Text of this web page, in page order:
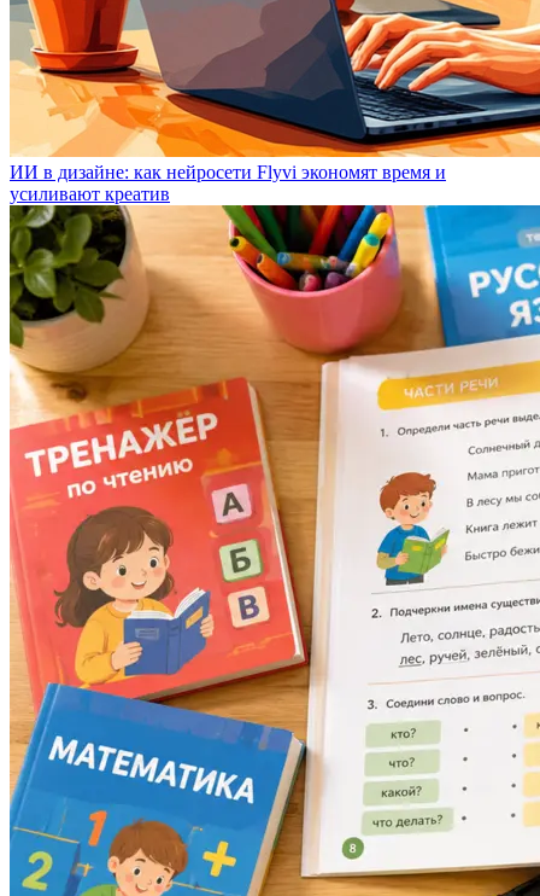
ИИ в дизайне: как нейросети Flyvi экономят время и
усиливают креатив